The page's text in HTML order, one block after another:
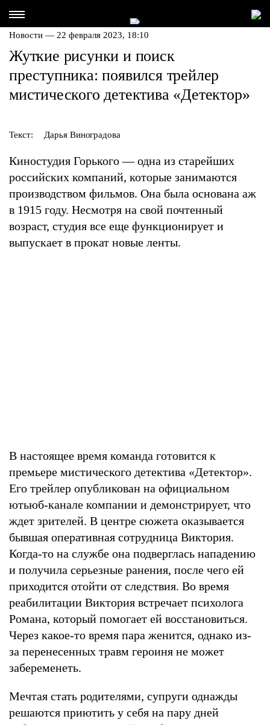
Новости — 22 февраля 2023, 18:10
Жуткие рисунки и поиск
преступника: появился трейлер
мистического детектива «Детектор»
Текст: Дарья Виноградова
Киностудия Горького — одна из старейших
российских компаний, которые занимаются
производством фильмов. Она была основана аж
в 1915 году. Несмотря на свой почтенный
возраст, студия все еще функционирует и
выпускает в прокат новые ленты.
В настоящее время команда готовится к
премьере мистического детектива «Детектор».
Его трейлер опубликован на официальном
ютьюб-канале компании и демонстрирует, что
ждет зрителей. В центре сюжета оказывается
бывшая оперативная сотрудница Виктория.
Когда-то на службе она подверглась нападению
и получила серьезные ранения, после чего ей
приходится отойти от следствия. Во время
реабилитации Виктория встречает психолога
Романа, который помогает ей восстановиться.
Через какое-то время пара женится, однако из-
за перенесенных травм героиня не может
забеременеть.
Мечтая стать родителями, супруги однажды
решаются приютить у себя на пару дней